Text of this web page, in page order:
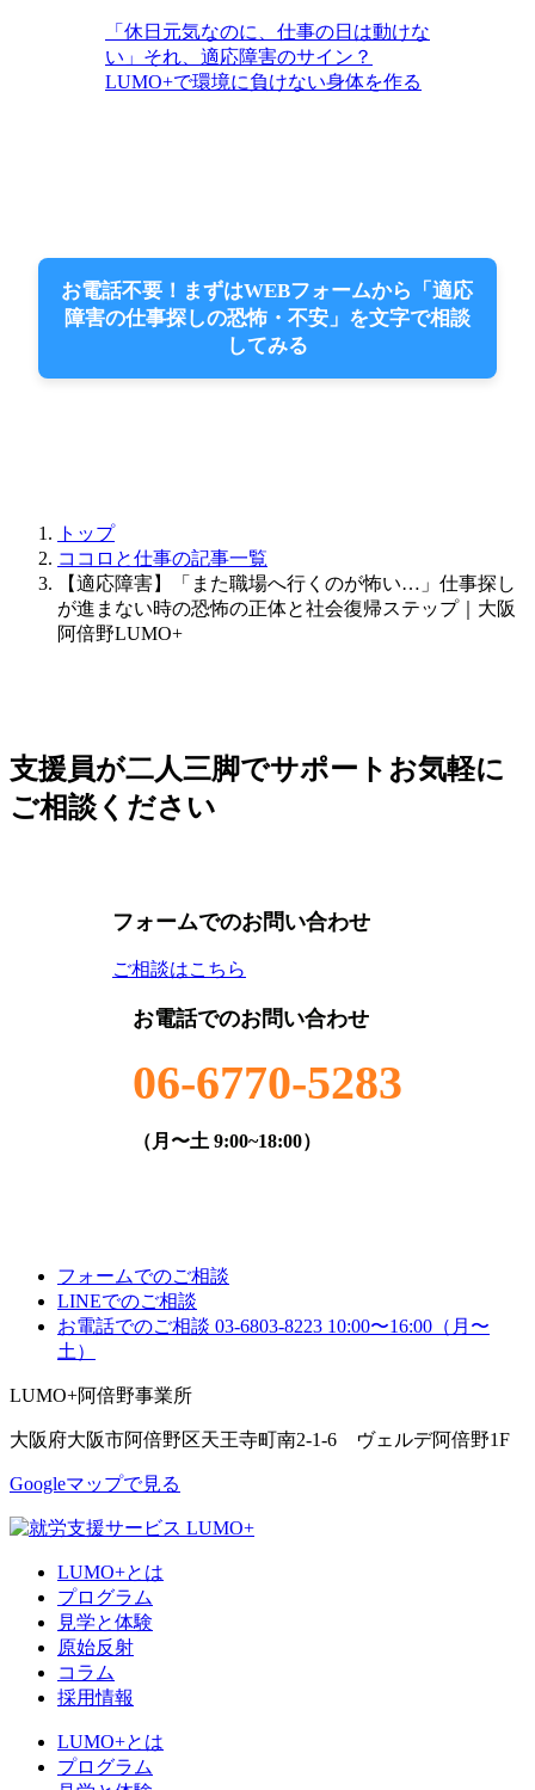
「休日元気なのに、仕事の日は動けな
い」それ、適応障害のサイン？
LUMO+で環境に負けない身体を作る
お電話不要！まずはWEBフォームから「適応
障害の仕事探しの恐怖・不安」を文字で相談
してみる
トップ
ココロと仕事の記事一覧
【適応障害】「また職場へ行くのが怖い…」仕事探し
が進まない時の恐怖の正体と社会復帰ステップ｜大阪
阿倍野LUMO+
支援員が二人三脚でサポート お気軽に
ご相談ください
フォームでのお問い合わせ
ご相談はこちら
お電話でのお問い合わせ
06-6770-5283
（月〜土 9:00~18:00）
フォームでのご相談
LINEでのご相談
お電話でのご相談 03-6803-8223 10:00〜16:00（月〜
土）
LUMO+阿倍野事業所
大阪府大阪市阿倍野区天王寺町南2-1-6 ヴェルデ阿倍野1F
Googleマップで見る
LUMO+とは
プログラム
見学と体験
原始反射
コラム
採用情報
LUMO+とは
プログラム